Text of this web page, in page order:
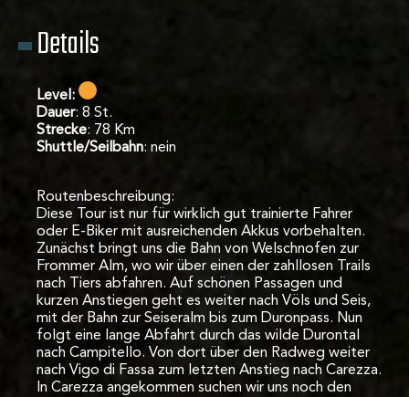
Details
Level:
Dauer: 8 St.
Strecke: 78 Km
Shuttle/Seilbahn: nein
Routenbeschreibung:
Diese Tour ist nur für wirklich gut trainierte Fahrer
oder E-Biker mit ausreichenden Akkus vorbehalten.
Zunächst bringt uns die Bahn von Welschnofen zur
Frommer Alm, wo wir über einen der zahllosen Trails
nach Tiers abfahren. Auf schönen Passagen und
kurzen Anstiegen geht es weiter nach Völs und Seis,
mit der Bahn zur Seiseralm bis zum Duronpass. Nun
folgt eine lange Abfahrt durch das wilde Durontal
nach Campitello. Von dort über den Radweg weiter
nach Vigo di Fassa zum letzten Anstieg nach Carezza.
In Carezza angekommen suchen wir uns noch den